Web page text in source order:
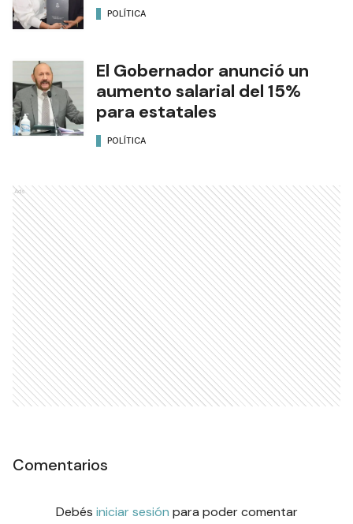
POLÍTICA
El Gobernador anunció un
aumento salarial del 15%
para estatales
POLÍTICA
Ads
Comentarios
Debés iniciar sesión para poder comentar